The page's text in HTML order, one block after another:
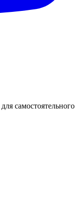
самостоятельного